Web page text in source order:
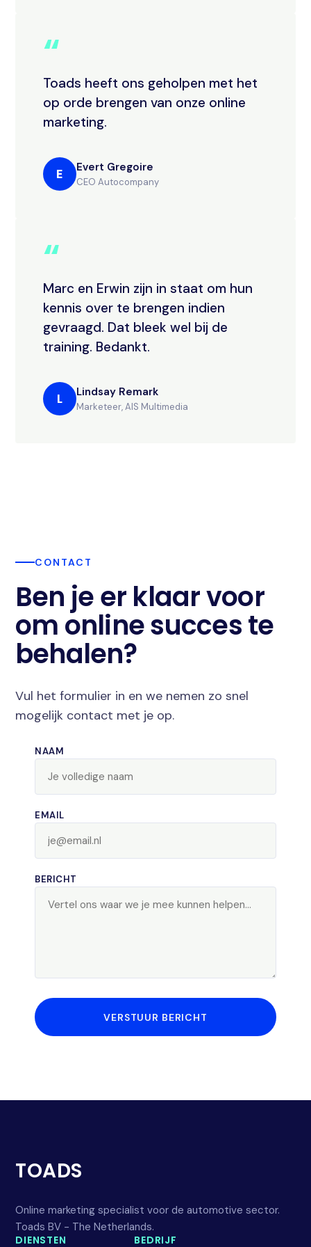
“
Toads heeft ons geholpen met het
op orde brengen van onze online
marketing.
E Evert Gregoire
CEO Autocompany
“
Marc en Erwin zijn in staat om hun
kennis over te brengen indien
gevraagd. Dat bleek wel bij de
training. Bedankt.
L Lindsay Remark
Marketeer, AIS Multimedia
CONTACT
Ben je er klaar voor
om online succes te
behalen?
Vul het formulier in en we nemen zo snel
mogelijk contact met je op.
NAAM
EMAIL
BERICHT
VERSTUUR BERICHT
TOADS
Online marketing specialist voor de automotive sector.
Toads BV - The Netherlands.
DIENSTEN
BEDRIJF